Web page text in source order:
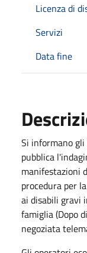
Licenza di
Servizi
Data fine
Si informano
pubblica
manifestazioni
procedura per
ai disabili gravi
famiglia (Dopo
negoziata